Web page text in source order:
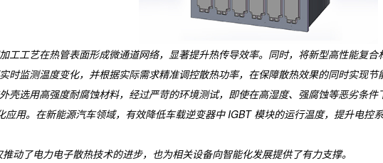
工工艺在热管表面形成微通道网络，显著提升热传导效率。同时，将新型高性能复
监测温度变化，并根据实际需求精准调控散热功率，在保障散热效果的同时实现节
壳选用高强度耐腐蚀材料，经过严苛的环境测试，即使在高湿度、强腐蚀等恶劣条件
应用。在新能源汽车领域，有效降低车载逆变器中 IGBT 模块的运行温度，提升电
动了电力电子散热技术的进步，也为相关设备向智能化发展提供了有力支撑。​